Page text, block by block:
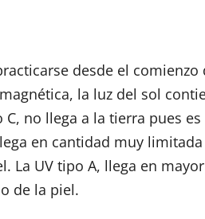
desde el comienzo
la luz del sol
no llega a la tierra pues es
en cantidad muy limitada
La UV tipo A, llega en
de la piel.